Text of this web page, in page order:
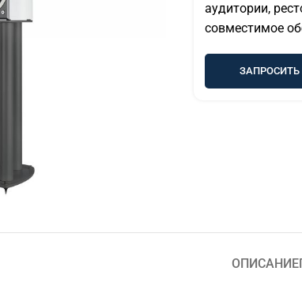
аудитории,
совместимое
ЗАПРОСИТЬ
ОПИСАНИЕ